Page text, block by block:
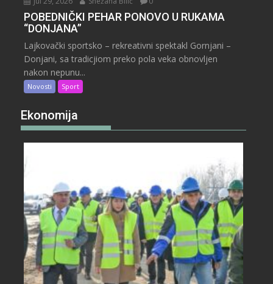
POBEDNIČKI PEHAR PONOVO U RUKAMA
“DONJANA”
Lajkovački sportsko – rekreativni spektakl Gornjani –
Donjani, sa tradicjiom preko pola veka obnovljen
nakon nepunu...
Novosti Sport
Ekonomija